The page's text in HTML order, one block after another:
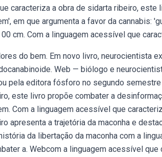
caracteriza a obra de sidarta ribeiro,
em que argumenta a favor da cannabis:
00 cm. Com a linguagem acessível que
do bem. Em novo livro, neurocientista
Web — biólogo e
pela editora fósforo no segundo
este livro propõe combater a
Com a linguagem acessível que
apresenta a trajetória da maconha e
da libertação da maconha com a
a. Webcom a linguagem acessível